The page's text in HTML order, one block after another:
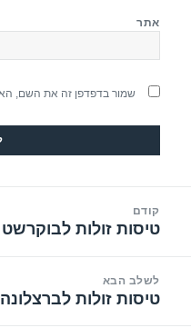
אתר
שמור בדפדפן זה את השם,
קודם
הפוסט
טיסות זולות לבוקרשט ברגע
לשלב הבא
הפוסט
טיסות זולות לברצלונה